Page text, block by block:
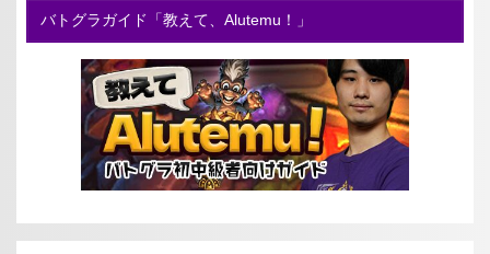
バトグラガイド「教えて、Alutemu！」